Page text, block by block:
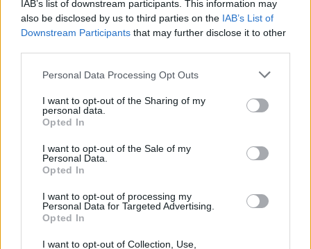
IAB’s list of downstream participants. This information may
also be disclosed by us to third parties on the IAB’s List of
Downstream Participants that may further disclose it to other
Personal Data Processing Opt Outs
I want to opt-out of the Sharing of my
personal data.
Opted In
I want to opt-out of the Sale of my
Personal Data.
Opted In
I want to opt-out of processing my
Personal Data for Targeted Advertising.
Opted In
I want to opt-out of Collection, Use,
Δημοφιλή αυτή την εβδομάδα